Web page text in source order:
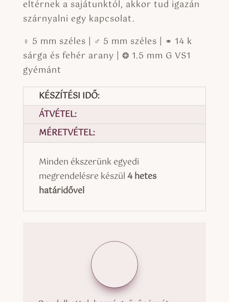
eltérnek a sajátunktól, akkor tud igazán
szárnyalni egy kapcsolat.
♀ 5 mm széles | ♂ 5 mm széles | ⚭ 14 k
sárga és fehér arany | ❂ 1.5 mm G VS1
gyémánt
KÉSZÍTÉSI IDŐ:
ÁTVÉTEL:
MÉRETVÉTEL:
Minden ékszerünk egyedi
megrendelésre készül4 hetes
határidővel